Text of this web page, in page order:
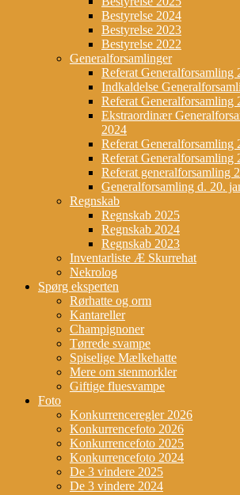
Bestyrelse 2024
Bestyrelse 2023
Bestyrelse 2022
Generalforsamlinger
Referat Generalforsamling
Indkaldelse
Referat Generalforsamling
Ekstraordinær
2024
Referat Generalforsamling
Referat Generalforsamling
Referat generalforsamling
Generalforsamling d. 20.
Regnskab
Regnskab 2025
Regnskab 2024
Regnskab 2023
Inventarliste Æ Skurrehat
Nekrolog
Spørg eksperten
Rørhatte og orm
Kantareller
Champignoner
Tørrede svampe
Spiselige Mælkehatte
Mere om stenmorkler
Giftige fluesvampe
Foto
Konkurrenceregler 2026
Konkurrencefoto 2026
Konkurrencefoto 2025
Konkurrencefoto 2024
De 3 vindere 2025
De 3 vindere 2024